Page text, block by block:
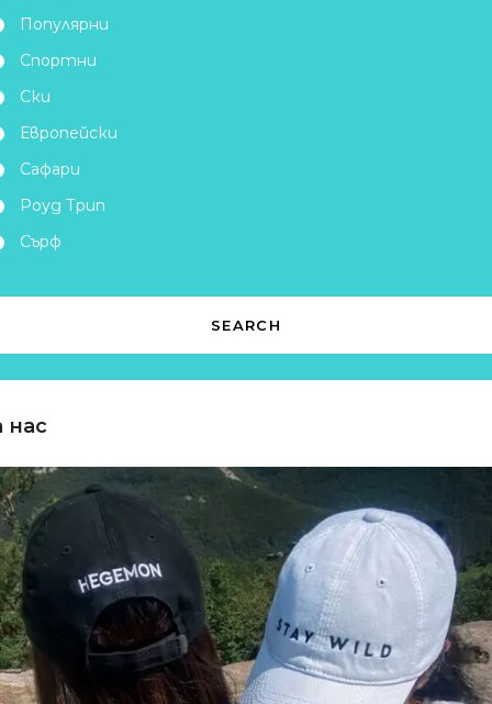
Популярни
Спортни
Ски
Европейски
Сафари
Роуд Трип
Сърф
нас